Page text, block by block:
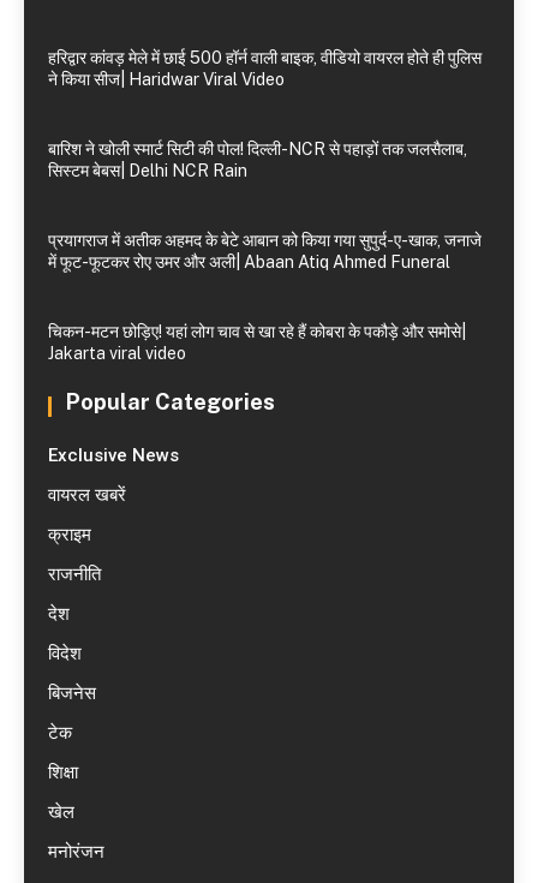
हरिद्वार कांवड़ मेले में छाई 500 हॉर्न वाली बाइक, वीडियो वायरल होते ही पुलिस
ने किया सीज| Haridwar Viral Video
बारिश ने खोली स्मार्ट सिटी की पोल! दिल्ली-NCR से पहाड़ों तक जलसैलाब,
सिस्टम बेबस| Delhi NCR Rain
प्रयागराज में अतीक अहमद के बेटे आबान को किया गया सुपुर्द-ए-खाक, जनाजे
में फूट-फूटकर रोए उमर और अली| Abaan Atiq Ahmed Funeral
चिकन-मटन छोड़िए! यहां लोग चाव से खा रहे हैं कोबरा के पकौड़े और समोसे|
Jakarta viral video
Popular Categories
Exclusive News
वायरल खबरें
क्राइम
राजनीति
देश
विदेश
बिजनेस
टेक
शिक्षा
खेल
मनोरंजन